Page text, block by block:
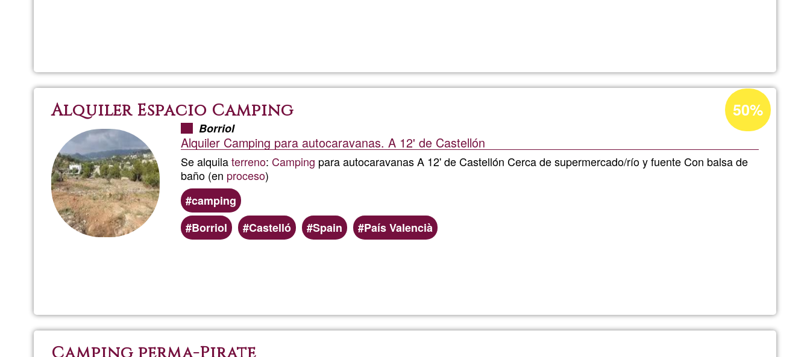
sur
plateau
Up
Alquiler Espacio Camping
Borriol
Alquiler Camping para autocaravanas. A 12' de Castellón
Se alquilaterreno: Camping para autocaravanas A 12' de Castellón Cerca de supermercado/río y fuente Con balsa de
baño (en proceso)
camping
Borriol
Castelló Spain País Valencià
Prozentuale
Annahme
Ğ1
50%
Espacio